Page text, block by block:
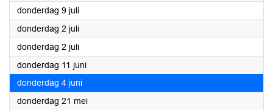
donderdag 9 juli2026
donderdag 2 juli2026
donderdag 2 juli2026
donderdag 11 juni2026
donderdag 4 juni2026
donderdag 21 mei2026